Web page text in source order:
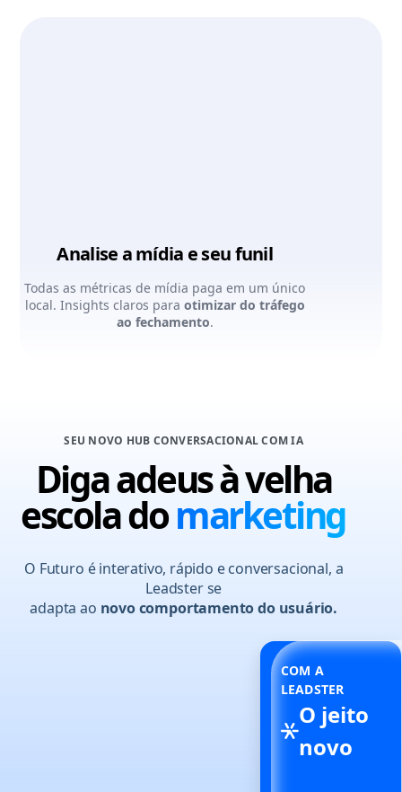
Analise a mídia e seu funil
Todas as métricas de mídia paga em um único
local. Insights claros para otimizar do tráfego
ao fechamento.
SEU NOVO HUB CONVERSACIONAL COM IA
Diga adeus à velha
escola domarketing
O Futuro é interativo, rápido e conversacional, a
Leadster se
adapta ao novo comportamento do usuário.
COM A
LEADSTER
O jeito
novo